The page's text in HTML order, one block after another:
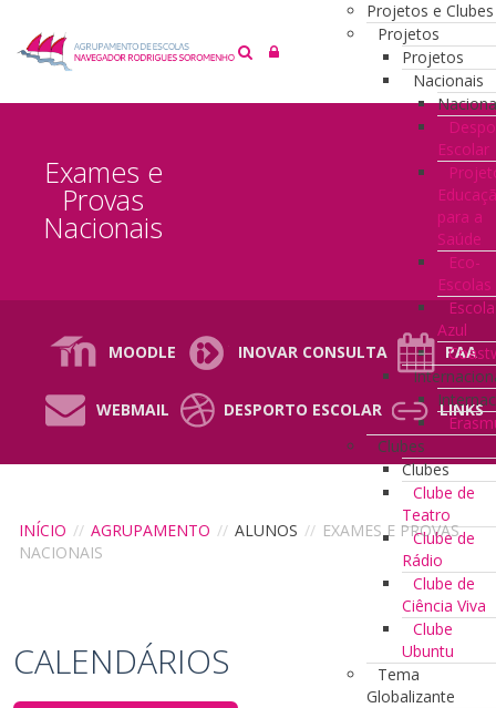
Projetos e Clubes
Projetos
Projetos
Nacionais
Escolar
para a
Saúde
Eco-
Escolas
Escola
Azul
Clubes
Clubes
Clube de
Teatro
Clube de
Rádio
Clube de
Ciência Viva
Clube
Ubuntu
Tema
Globalizante
Exames e
Provas
Nacionais
MOODLE INOVAR CONSULTA PAA
WEBMAIL DESPORTO ESCOLAR LINKS
INÍCIO // AGRUPAMENTO // ALUNOS // EXAMES E PROVAS
NACIONAIS
CALENDÁRIOS